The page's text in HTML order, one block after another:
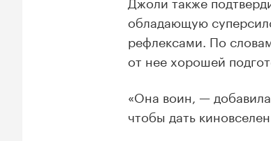
обладающую
рефлексами. По
от нее хорошей
«Она воин, —
чтобы дать